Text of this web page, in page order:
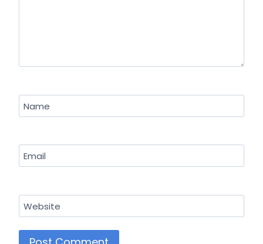
Name
Email
Website